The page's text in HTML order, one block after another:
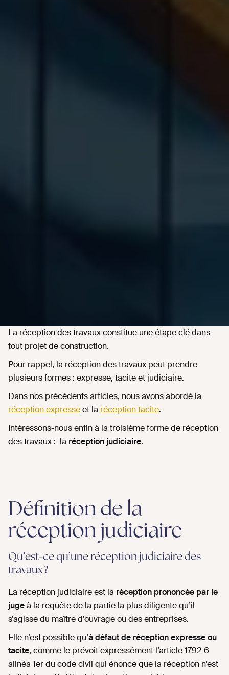
La réception des travaux constitue une étape clé dans
tout projet de construction.
Pour rappel, la réception des travaux peut prendre
plusieurs formes : expresse, tacite et judiciaire.
Dans nos précédents articles, nous avons abordé la
réception expresseet la réception tacite.
Intéressons-nous enfin à la troisième forme de réception
des travaux : la réception judiciaire.
Définition de la
réception judiciaire
Qu’est-ce qu’une réception judiciaire des
travaux ?
La réception judiciaire est la réception prononcée par le
jugeà la requête de la partie la plus diligente qu’il
s’agisse du maître d’ouvrage ou des entreprises.
Elle n’est possible qu’à défaut de réception expresse ou
tacite, comme le prévoit expressément l’article 1792-6
alinéa 1er du code civil qui énonce que la réception n’est